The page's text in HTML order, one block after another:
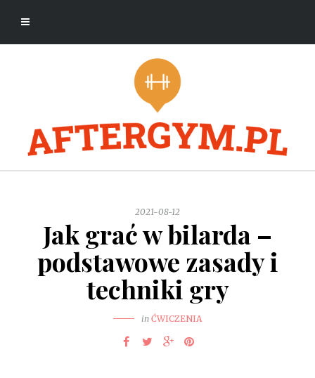
2021-08-12
Jak grać w bilarda –
podstawowe zasady i
techniki gry
in ĆWICZENIA